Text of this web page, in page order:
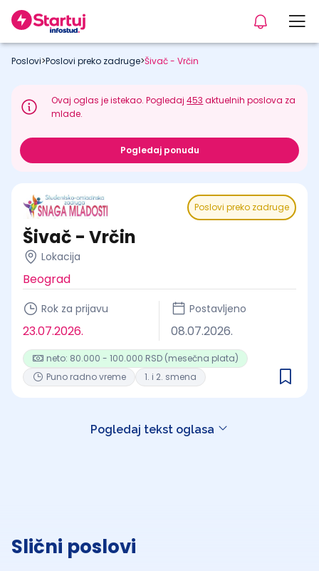
Poslovi>Poslovi preko zadruge>Šivač - Vrčin
Ovaj oglas je istekao. Pogledaj453 aktuelnih poslova za
mlade.
Pogledaj ponudu
Poslovi preko zadruge
Šivač - Vrčin
Lokacija
Beograd
Rok za prijavu
23.07.2026.
Postavljeno
08.07.2026.
neto: 80.000 - 100.000 RSD (mesečna plata)
Puno radno vreme
1. i 2. smena
Pogledaj tekst oglasa
Slični poslovi